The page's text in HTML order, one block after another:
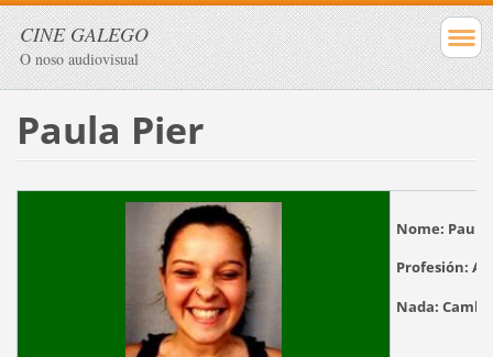
CINE GALEGO
O noso audiovisual
Paula Pier
Nome: Paula
Profesión:
Nada: